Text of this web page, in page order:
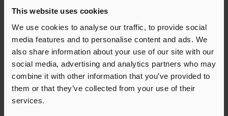
This website uses cookies
We use cookies to analyse our traffic, to provide social
media features and to personalise content and ads. We
also share information about your use of our site with our
social media, advertising and analytics partners who may
combine it with other information that you’ve provided to
them or that they’ve collected from your use of their
services.